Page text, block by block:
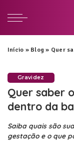
Início » Blog » Quer
Gravidez
Quer saber
dentro da
Saiba quais são
gestação e o que